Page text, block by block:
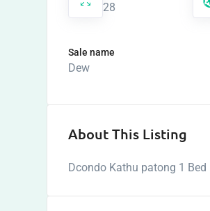
28
Sale name
Dew
About This Listing
Dcondo Kathu patong 1 Bed